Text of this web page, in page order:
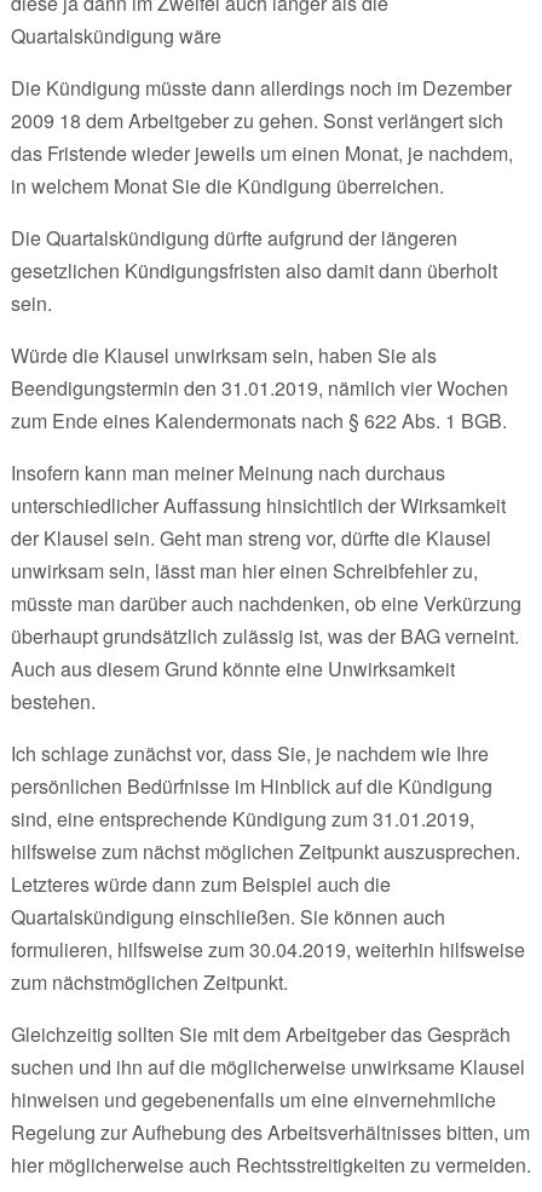
Quartalskündigung wäre
Die Kündigung müsste dann allerdings noch im Dezember
2009 18 dem Arbeitgeber zu gehen. Sonst verlängert sich
das Fristende wieder jeweils um einen Monat, je nachdem,
in welchem Monat Sie die Kündigung überreichen.
Die Quartalskündigung dürfte aufgrund der längeren
gesetzlichen Kündigungsfristen also damit dann überholt
sein.
Würde die Klausel unwirksam sein, haben Sie als
Beendigungstermin den 31.01.2019, nämlich vier Wochen
zum Ende eines Kalendermonats nach § 622 Abs. 1 BGB.
Insofern kann man meiner Meinung nach durchaus
unterschiedlicher Auffassung hinsichtlich der Wirksamkeit
der Klausel sein. Geht man streng vor, dürfte die Klausel
unwirksam sein, lässt man hier einen Schreibfehler zu,
müsste man darüber auch nachdenken, ob eine Verkürzung
überhaupt grundsätzlich zulässig ist, was der BAG verneint.
Auch aus diesem Grund könnte eine Unwirksamkeit
bestehen.
Ich schlage zunächst vor, dass Sie, je nachdem wie Ihre
persönlichen Bedürfnisse im Hinblick auf die Kündigung
sind, eine entsprechende Kündigung zum 31.01.2019,
hilfsweise zum nächst möglichen Zeitpunkt auszusprechen.
Letzteres würde dann zum Beispiel auch die
Quartalskündigung einschließen. Sie können auch
formulieren, hilfsweise zum 30.04.2019, weiterhin hilfsweise
zum nächstmöglichen Zeitpunkt.
Gleichzeitig sollten Sie mit dem Arbeitgeber das Gespräch
suchen und ihn auf die möglicherweise unwirksame Klausel
hinweisen und gegebenenfalls um eine einvernehmliche
Regelung zur Aufhebung des Arbeitsverhältnisses bitten, um
hier möglicherweise auch Rechtsstreitigkeiten zu vermeiden.